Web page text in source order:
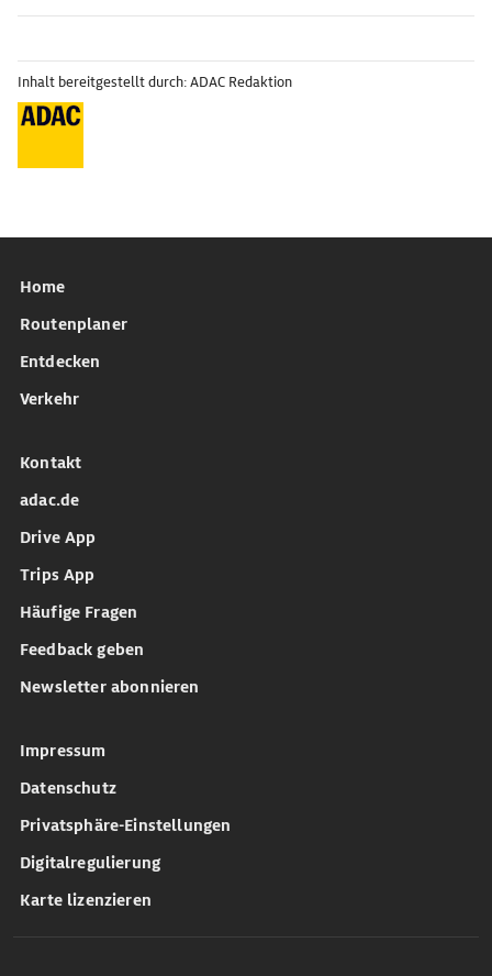
Inhalt bereitgestellt durch: ADAC Redaktion
Home
Routenplaner
Entdecken
Verkehr
Kontakt
adac.de
Drive App
Trips App
Häufige Fragen
Feedback geben
Newsletter abonnieren
Impressum
Datenschutz
Privatsphäre-Einstellungen
Digitalregulierung
Karte lizenzieren